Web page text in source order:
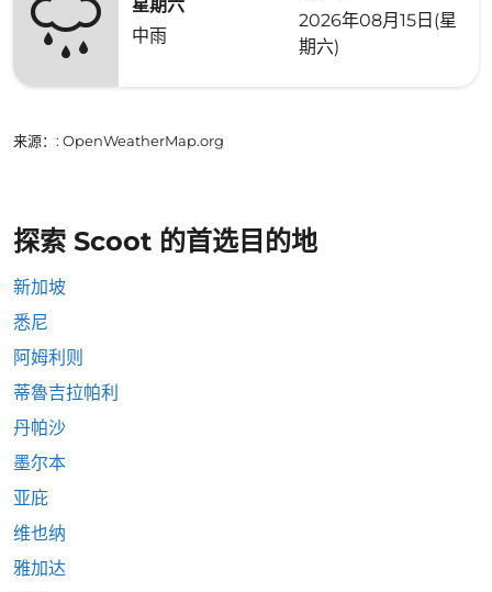
星期六
中雨
2026年08月15日(星
期六)
来源： : OpenWeatherMap.org
探索 Scoot 的首选目的地
新加坡
悉尼
阿姆利则
蒂魯吉拉帕利
丹帕沙
墨尔本
亚庇
维也纳
雅加达